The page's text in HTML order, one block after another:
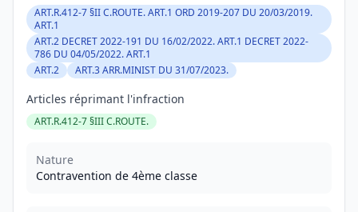
ART.R.412-7 §II C.ROUTE. ART.1 ORD 2019-207 DU 20/03/2019.
ART.1
ART.2 DECRET 2022-191 DU 16/02/2022. ART.1 DECRET 2022-
786 DU 04/05/2022. ART.1
ART.2
ART.3 ARR.MINIST DU 31/07/2023.
Articles réprimant l'infraction
ART.R.412-7 §III C.ROUTE.
Nature
Contravention de 4ème classe